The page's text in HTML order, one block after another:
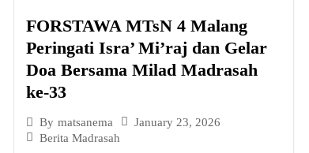
FORSTAWA MTsN 4 Malang
Peringati Isra’ Mi’raj dan Gelar
Doa Bersama Milad Madrasah
ke-33
By matsanema
January 23, 2026
Berita Madrasah